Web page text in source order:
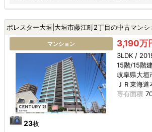
ポレスター大垣|大垣市藤江町2丁目の中古マンシ
マンション
23枚
3,190万
3LDK /
15階/15階建
岐阜県大垣
ＪＲ東海
専有面積